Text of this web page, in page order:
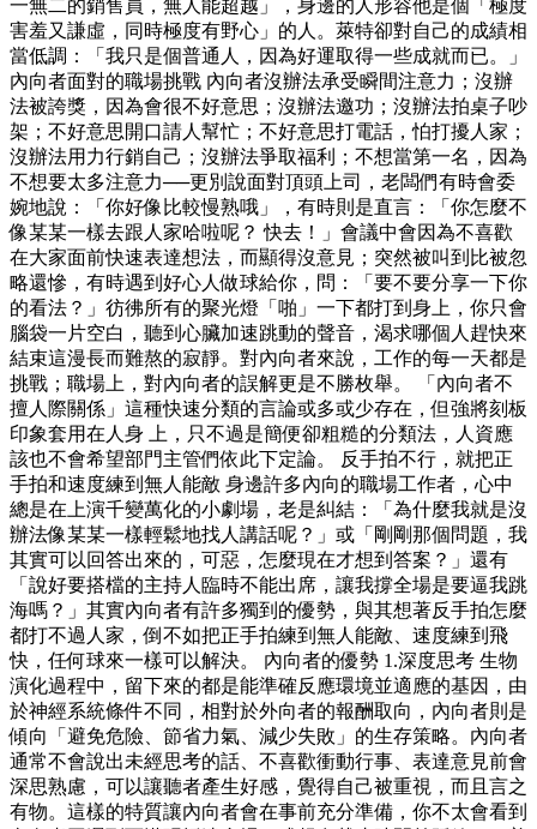
一無二的銷售員，無人能超越」，身邊的人形容他是個「極度
害羞又謙虛，同時極度有野心」的人。萊特卻對自己的成績相
當低調：「我只是個普通人，因為好運取得一些成就而已。」
內向者面對的職場挑戰 內向者沒辦法承受瞬間注意力；沒辦
法被誇獎，因為會很不好意思；沒辦法邀功；沒辦法拍桌子吵
架；不好意思開口請人幫忙；不好意思打電話，怕打擾人家；
沒辦法用力行銷自己；沒辦法爭取福利；不想當第一名，因為
不想要太多注意力──更別說面對頂頭上司，老闆們有時會委
婉地說：「你好像比較慢熟哦」，有時則是直言：「你怎麼不
像某某一樣去跟人家哈啦呢？ 快去！」會議中會因為不喜歡
在大家面前快速表達想法，而顯得沒意見；突然被叫到比被忽
略還慘，有時遇到好心人做球給你，問：「要不要分享一下你
的看法？」彷彿所有的聚光燈「啪」一下都打到身上，你只會
腦袋一片空白，聽到心臟加速跳動的聲音，渴求哪個人趕快來
結束這漫長而難熬的寂靜。對內向者來說，工作的每一天都是
挑戰；職場上，對內向者的誤解更是不勝枚舉。 「內向者不
擅人際關係」這種快速分類的言論或多或少存在，但強將刻板
印象套用在人身 上，只不過是簡便卻粗糙的分類法，人資應
該也不會希望部門主管們依此下定論。 反手拍不行，就把正
手拍和速度練到無人能敵 身邊許多內向的職場工作者，心中
總是在上演千變萬化的小劇場，老是糾結：「為什麼我就是沒
辦法像某某一樣輕鬆地找人講話呢？」或「剛剛那個問題，我
其實可以回答出來的，可惡，怎麼現在才想到答案？」還有
「說好要搭檔的主持人臨時不能出席，讓我撐全場是要逼我跳
海嗎？」其實內向者有許多獨到的優勢，與其想著反手拍怎麼
都打不過人家，倒不如把正手拍練到無人能敵、速度練到飛
快，任何球來一樣可以解決。 內向者的優勢 1.深度思考 生物
演化過程中，留下來的都是能準確反應環境並適應的基因，由
於神經系統條件不同，相對於外向者的報酬取向，內向者則是
傾向「避免危險、節省力氣、減少失敗」的生存策略。內向者
通常不會說出未經思考的話、不喜歡衝動行事、表達意見前會
深思熟慮，可以讓聽者產生好感，覺得自己被重視，而且言之
有物。這樣的特質讓內向者會在事前充分準備，你不太會看到